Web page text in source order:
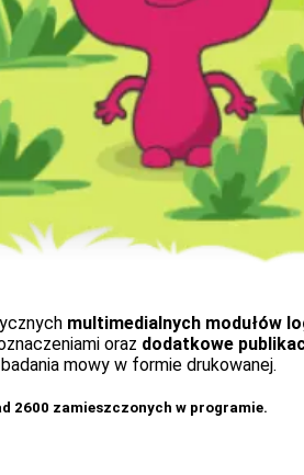
multimedialnych modułów
oraz dodatkowe
mowy w formie drukowanej.
2600 zamieszczonych w programie.